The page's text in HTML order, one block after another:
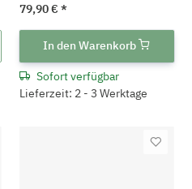
79,90 €*
In den Warenkorb
Sofort verfügbar
Lieferzeit: 2 - 3 Werktage